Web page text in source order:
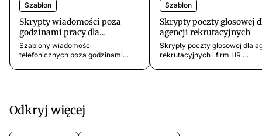
Szablon
Skrypty wiadomości poza
godzinami pracy dla
gabinetów masażu
Szablony wiadomości
telefonicznych poza godzinami
Szablon
Skrypty poczty glosowej
agencji rekrutacyjnych
Skrypty poczty glosowej dla
rekrutacyjnych i firm HR.
Odkryj więcej